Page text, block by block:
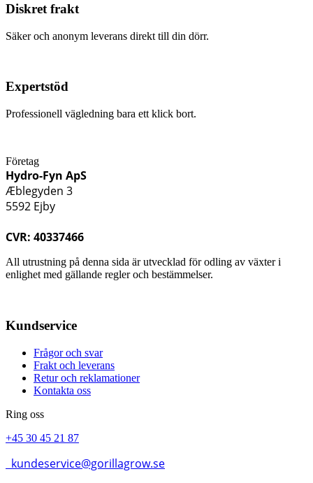
Diskret frakt
Säker och anonym leverans direkt till din dörr.
Expertstöd
Professionell vägledning bara ett klick bort.
Företag
Hydro-Fyn ApS
Æblegyden 3
5592 Ejby
CVR: 40337466
All utrustning på denna sida är utvecklad för odling av växter i
enlighet med gällande regler och bestämmelser.
Kundservice
Frågor och svar
Frakt och leverans
Retur och reklamationer
Kontakta oss
Ring oss
+45 30 45 21 87
kundeservice@gorillagrow.se